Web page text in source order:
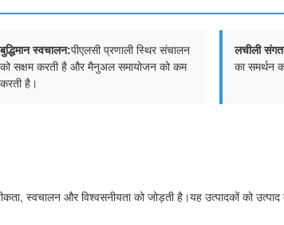
बुद्धिमान स्वचालन:पीएलसी प्रणाली स्थिर संचालन
को सक्षम करती है और मैनुअल समायोजन को कम
करती है।
लचीली
का समर्थन
स्वचालन और विश्वसनीयता को जोड़ती है।यह उत्पादकों को